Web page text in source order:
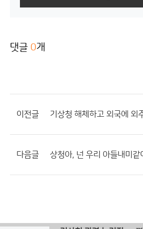
댓글 0개
이전글 기상청 해체하고 외국에 외
다음글 상청아, 넌 우리 아들내미같